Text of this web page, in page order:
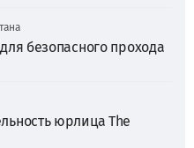
безопасного прохода
юрлица The